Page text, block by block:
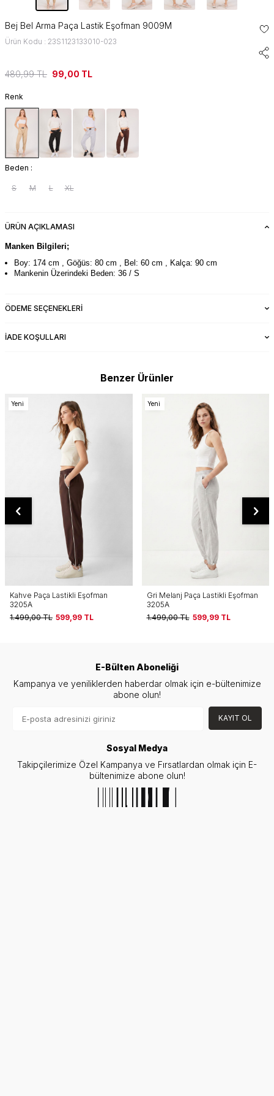
Bej Bel Arma Paça Lastik Eşofman 9009M
Ürün Kodu : 23S1123133010-023
480,99TL 99,00 TL
Renk
Beden :
S M L XL
ÜRÜN AÇIKLAMASI
Manken Bilgileri;
Boy: 174 cm , Göğüs: 80 cm , Bel: 60 cm , Kalça: 90 cm
Mankenin Üzerindeki Beden: 36 / S
ÖDEME SEÇENEKLERI
İADE KOŞULLARI
Benzer Ürünler
Yeni
Gri Melanj Paça Lastikli Eşofman
3205A
1.499,00TL 599,99 TL
Yeni
Paça Lastikli Eşofman 3205A
Siyah
1.499,00TL 599,99TL
E-Bülten Aboneliği
Kampanya ve yeniliklerden haberdar olmak için e-bültenimize
abone olun!
KAYIT OL
Sosyal Medya
Takipçilerimize Özel Kampanya ve Fırsatlardan olmak için E-
bültenimize abone olun!